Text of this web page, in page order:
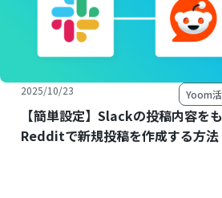
2025/10/23 Yoom
【簡単設定】Slackの投稿内容を
Redditで新規投稿を作成する方法